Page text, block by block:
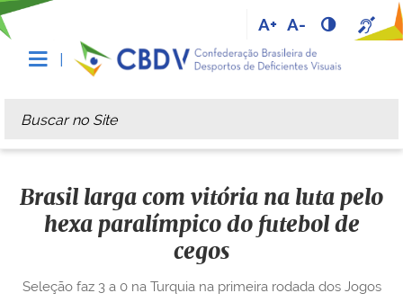
A+ A-
Busca
Busca Avançada…
Brasil larga com vitória na luta pelo
hexa paralímpico do futebol de
cegos
Seleção faz 3 a 0 na Turquia na primeira rodada dos Jogos